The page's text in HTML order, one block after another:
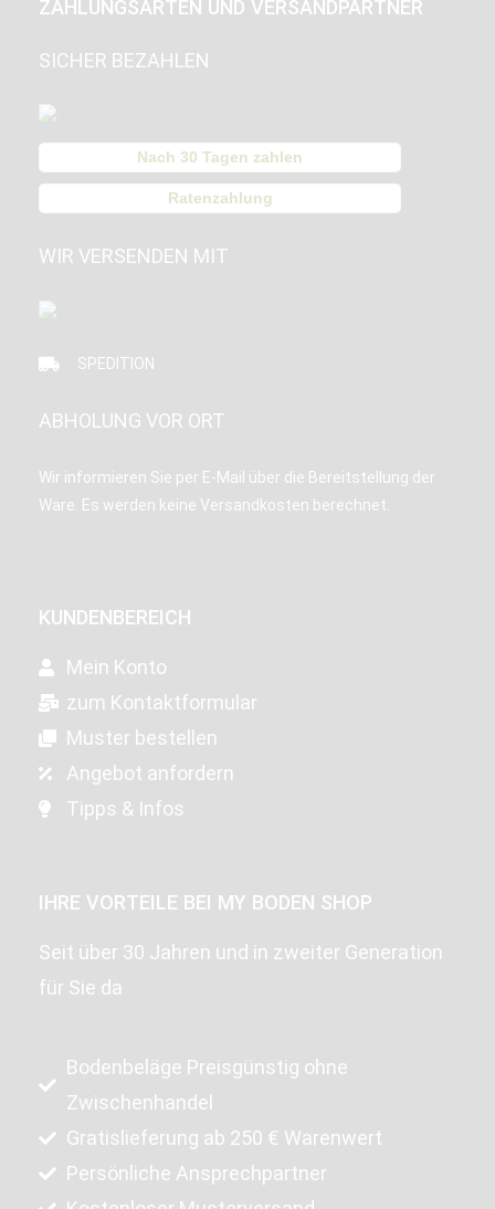
ZAHLUNGSARTEN UND VERSANDPARTNER
SICHER BEZAHLEN
Nach 30 Tagen zahlen
Ratenzahlung
WIR VERSENDEN MIT
SPEDITION
ABHOLUNG VOR ORT
Wir informieren Sie per E-Mail über die Bereitstellung der
Ware. Es werden keine Versandkosten berechnet.
KUNDENBEREICH
Mein Konto
zum Kontaktformular
Muster bestellen
Angebot anfordern
Tipps & Infos
IHRE VORTEILE BEI MY BODEN SHOP
Seit über 30 Jahren und in zweiter Generation
für Sie da
Bodenbeläge Preisgünstig ohne
Zwischenhandel
Gratislieferung ab 250 € Warenwert
Persönliche Ansprechpartner